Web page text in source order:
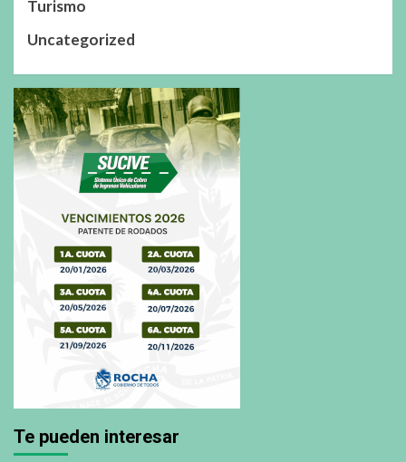
Turismo
Uncategorized
Te pueden interesar